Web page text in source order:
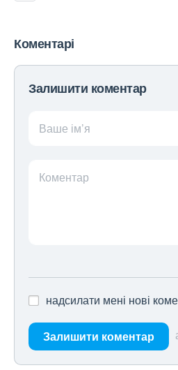
Коментарі
Залишити коментар
Ваше ім’я
Коментар
надсилати мені нові
Залишити коментар